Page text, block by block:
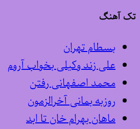
تک آهنگ
بسطام تهران
علی زند وکیلی بخواب آروم
محمد اصفهانی رفتن
روزبه بمانی آخرالزمون
ماهان بهرام خان تا ابد